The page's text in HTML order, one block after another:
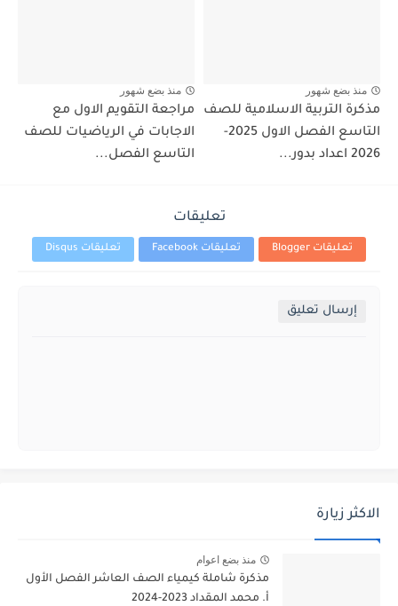
منذ بضع شهور
مذكرة التربية الاسلامية للصف
التاسع الفصل الاول 2025-
2026 اعداد بدور...
منذ بضع شهور
مراجعة التقويم الاول مع
الاجابات في الرياضيات للصف
التاسع الفصل...
تعليقات
تعليقات Blogger تعليقات Facebook تعليقات Disqus
إرسال تعليق
الاكثر زيارة
منذ بضع اعوام
مذكرة شاملة كيمياء الصف العاشر الفصل الأول
أ. محمد المقداد 2023-2024